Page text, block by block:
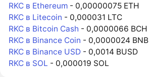
RKC в Ethereum - 0,00000075 ETH
RKC в Litecoin - 0,000031 LTC
RKC в Bitcoin Cash - 0,0000066 BCH
RKC в Binance Coin - 0,0000024 BNB
RKC в Binance USD - 0,0014 BUSD
RKC в SOL - 0,000019 SOL